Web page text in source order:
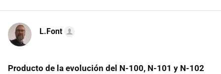
L.Font
Producto de la evolución del N-100, N-101 y N-102